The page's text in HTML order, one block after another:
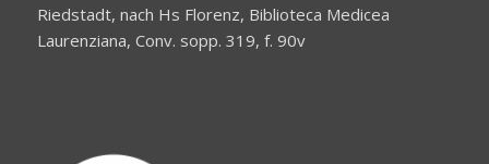
Riedstadt, nach Hs Florenz, Biblioteca Medicea
Laurenziana, Conv. sopp. 319, f. 90v